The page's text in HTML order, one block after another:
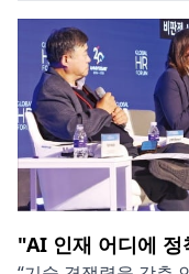
"AI 인재 어디에